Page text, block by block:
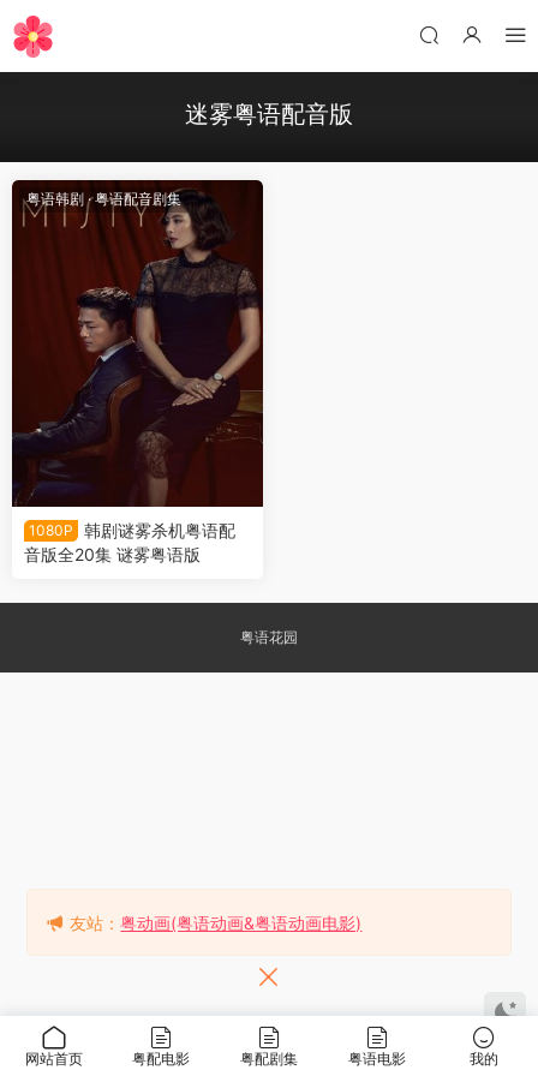
迷雾粤语配音版
粤语韩剧 ·粤语配音剧集
1080P
韩剧谜雾杀机粤语配
音版全20集 谜雾粤语版
粤语花园
网站首页 粤配电影 粤配剧集 粤语电影 我的
友站：粤动画(粤语动画&粤语动画电影)